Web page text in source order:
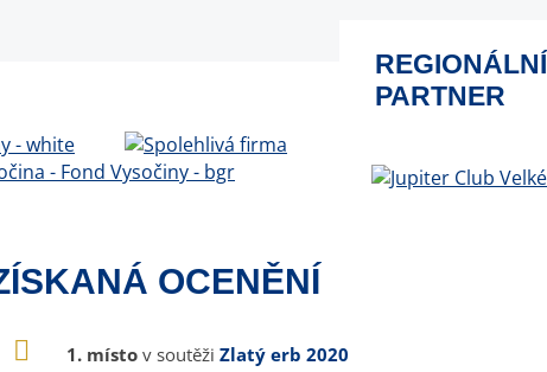
REGIONÁLNÍ
PARTNER
OCENĚNÍ
1. místo v soutěži Zlatý erb 2020